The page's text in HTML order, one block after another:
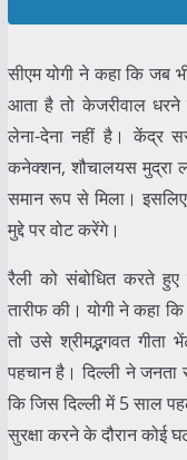
सीएम योगी ने कहा कि जब
आता है तो केजरीवाल
लेना-देना नहीं है। केंद्र
कनेक्शन, शौचालयस मुद्रा
समान रूप से मिला।
मुद्दे पर वोट करेंगे।
रैली को संबोधित करते हुए
तारीफ की। योगी ने कहा
तो उसे श्रीमद्भगवत गीता
पहचान है। दिल्ली ने जनता
कि जिस दिल्ली में 5 साल
सुरक्षा करने के दौरान कोई